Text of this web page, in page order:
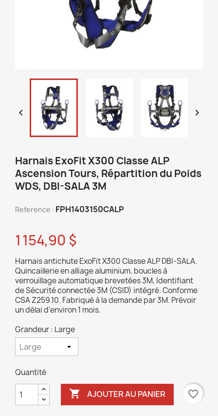
 
Harnais ExoFit X300 Classe ALP
Ascension Tours, Répartition du Poids
WDS, DBI-SALA 3M
Reference : FPH1403150CALP
1 154,90 $
Harnais antichute ExoFit X300 Classe ALP DBI-SALA.
Quincaillerie en alliage aluminium, boucles à
verrouillage automatique brevetées 3M, Identifiant
de Sécurité connectée 3M (CSID) intégré. Conforme
CSA Z259.10. Fabriqué à la demande par 3M. Prévoir
un délai d'environ 1 mois.
Grandeur : Large
Quantité
 AJOUTER AU PANIER favorite_border